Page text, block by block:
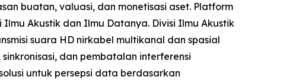
buatan, valuasi, dan monetisasi aset. Platform
Akustik dan Ilmu Datanya. Divisi Ilmu Akustik
suara HD nirkabel multikanal dan spasial
dan pembatalan interferensi
untuk persepsi data berdasarkan